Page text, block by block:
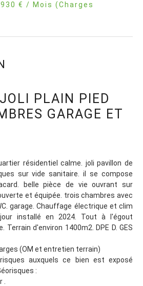
€ / Mois (Charges
PLAIN PIED
GARAGE ET
résidentiel calme. joli pavillon de
sur vide sanitaire. il se compose
belle pièce de vie ouvrant sur
et équipée. trois chambres avec
garage. Chauffage électrique et clim
installé en 2024. Tout à l'égout
d'environ 1400m2. DPE D. GES
(OM et entretien terrain)
auxquels ce bien est exposé
: